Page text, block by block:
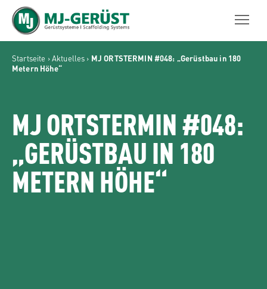
MJ-GERÜST
Startseite ›Aktuelles › MJ ORTSTERMIN #048: „Gerüstbau in 180
Metern Höhe“
MJ ORTSTERMIN #048:
„GERÜSTBAU IN 180
METERN HÖHE“